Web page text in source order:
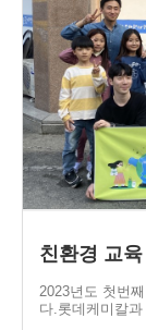
친환경 교
2023년도 첫번
다.롯데케미칼